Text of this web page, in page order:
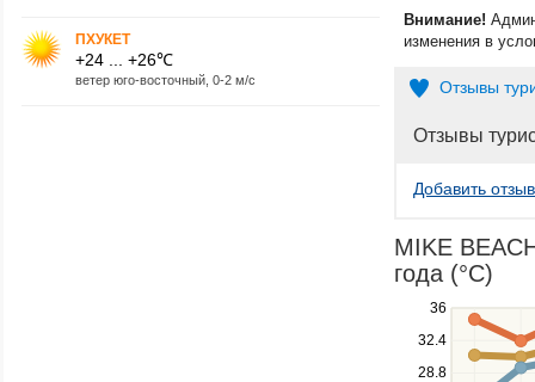
ПХУКЕТ
+24 ... +26℃
ветер юго-восточный, 0-2 м/с
Внимание!
изменения в
Отзывы
Отзывы
Добавить отзыв
MIKE
года (°C)
28.8
32.4
36
Use
the
and